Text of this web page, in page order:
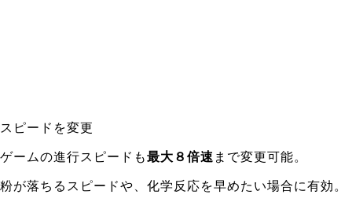
スピードを変更
ゲームの進行スピードも最大８倍速 まで変更可能。
粉が落ちるスピードや、化学反応を早めたい場合に有効。